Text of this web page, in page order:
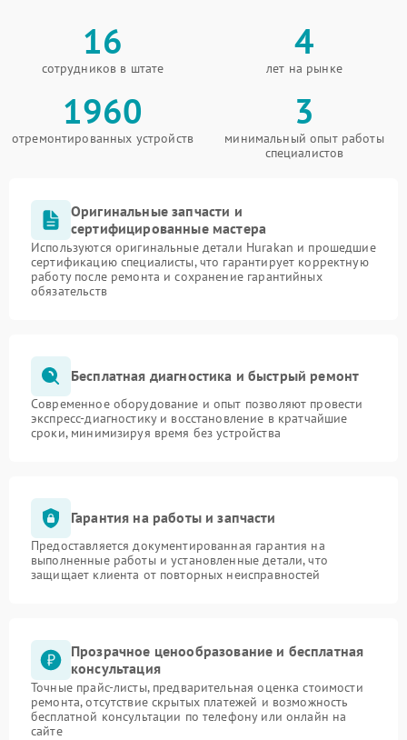
16
сотрудников в штате
4
лет на рынке
1960
отремонтированных устройств
3
минимальный опыт работы
специалистов
Оригинальные запчасти и
сертифицированные мастера
Используются оригинальные детали Hurakan и прошедшие
сертификацию специалисты, что гарантирует корректную
работу после ремонта и сохранение гарантийных
обязательств
Бесплатная диагностика и быстрый ремонт
Современное оборудование и опыт позволяют провести
экспресс-диагностику и восстановление в кратчайшие
сроки, минимизируя время без устройства
Гарантия на работы и запчасти
Предоставляется документированная гарантия на
выполненные работы и установленные детали, что
защищает клиента от повторных неисправностей
Прозрачное ценообразование и бесплатная
консультация
Точные прайс-листы, предварительная оценка стоимости
ремонта, отсутствие скрытых платежей и возможность
бесплатной консультации по телефону или онлайн на
сайте